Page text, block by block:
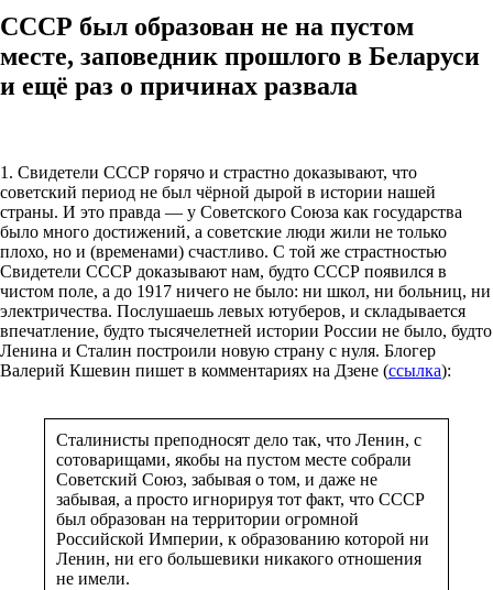
СССР был образован не на пустом
месте, заповедник прошлого в Беларуси
и ещё раз о причинах развала
1. Свидетели СССР горячо и страстно доказывают, что
советский период не был чёрной дырой в истории нашей
страны. И это правда — у Советского Союза как государства
было много достижений, а советские люди жили не только
плохо, но и (временами) счастливо. С той же страстностью
Свидетели СССР доказывают нам, будто СССР появился в
чистом поле, а до 1917 ничего не было: ни школ, ни больниц, ни
электричества. Послушаешь левых ютуберов, и складывается
впечатление, будто тысячелетней истории России не было, будто
Ленина и Сталин построили новую страну с нуля. Блогер
Валерий Кшевин пишет в комментариях на Дзене (ссылка):
Сталинисты преподносят дело так, что Ленин, с
сотоварищами, якобы на пустом месте собрали
Советский Союз, забывая о том, и даже не
забывая, а просто игнорируя тот факт, что СССР
был образован на территории огромной
Российской Империи, к образованию которой ни
Ленин, ни его большевики никакого отношения
не имели.